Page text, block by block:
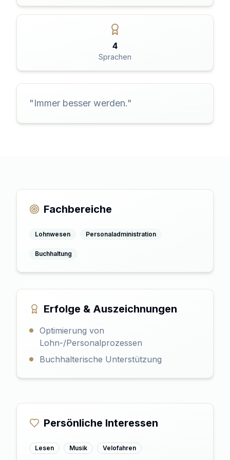
4
Sprachen
"Immer besser werden."
Fachbereiche
Lohnwesen Personaladministration
Buchhaltung
Erfolge & Auszeichnungen
Optimierung von
Lohn-/Personalprozessen
Buchhalterische Unterstützung
Persönliche Interessen
Lesen Musik Velofahren